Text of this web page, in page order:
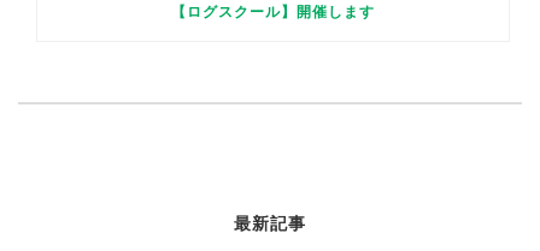
【ログスクール】開催します
最新記事